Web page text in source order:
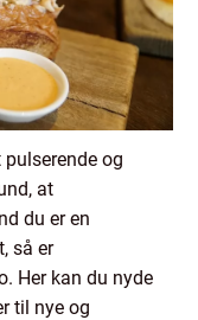
og
at
du er en
så er
Her kan du nyde
til nye og